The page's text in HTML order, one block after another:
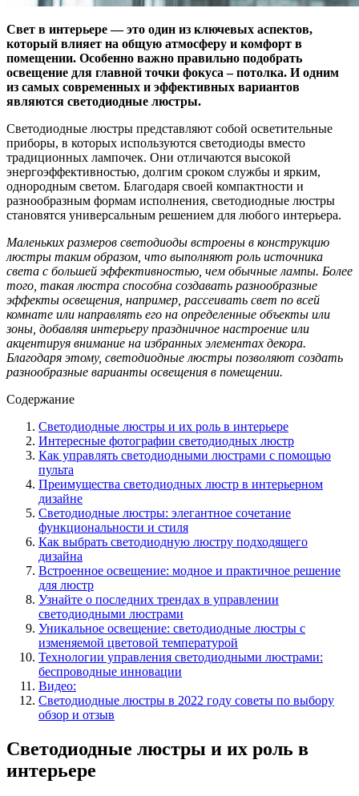
Свет в интерьере — это один из ключевых аспектов,
который влияет на общую атмосферу и комфорт в
помещении. Особенно важно правильно подобрать
освещение для главной точки фокуса – потолка. И одним
из самых современных и эффективных вариантов
являются светодиодные люстры.
Светодиодные люстры представляют собой осветительные
приборы, в которых используются светодиоды вместо
традиционных лампочек. Они отличаются высокой
энергоэффективностью, долгим сроком службы и ярким,
однородным светом. Благодаря своей компактности и
разнообразным формам исполнения, светодиодные люстры
становятся универсальным решением для любого интерьера.
Маленьких размеров светодиоды встроены в конструкцию
люстры таким образом, что выполняют роль источника
света с большей эффективностью, чем обычные лампы. Более
того, такая люстра способна создавать разнообразные
эффекты освещения, например, рассеивать свет по всей
комнате или направлять его на определенные объекты или
зоны, добавляя интерьеру праздничное настроение или
акцентируя внимание на избранных элементах декора.
Благодаря этому, светодиодные люстры позволяют создать
разнообразные варианты освещения в помещении.
Содержание
Светодиодные люстры и их роль в интерьере
Интересные фотографии светодиодных люстр
Как управлять светодиодными люстрами с помощью
пульта
Преимущества светодиодных люстр в интерьерном
дизайне
Светодиодные люстры: элегантное сочетание
функциональности и стиля
Как выбрать светодиодную люстру подходящего
дизайна
Встроенное освещение: модное и практичное решение
для люстр
Узнайте о последних трендах в управлении
светодиодными люстрами
Уникальное освещение: светодиодные люстры с
изменяемой цветовой температурой
Технологии управления светодиодными люстрами:
беспроводные инновации
Видео:
Светодиодные люстры в 2022 году советы по выбору
обзор и отзыв
Светодиодные люстры и их роль в
интерьере